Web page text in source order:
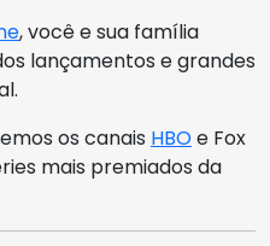
, você e sua família
lançamentos e grandes
os canais HBOe Fox
mais premiados da